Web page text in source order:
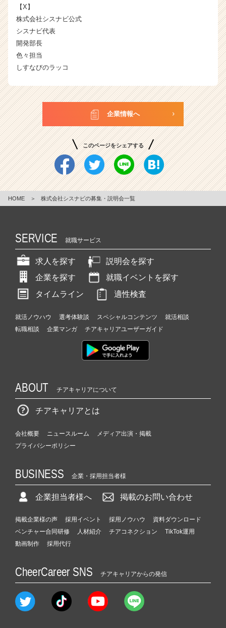
【X】
株式会社シスナビ公式
シスナビ代表
開発部長
色々担当
しすなびのラッコ
企業情報へ
このページをシェアする
HOME ＞ 株式会社シスナビの募集・説明会一覧
SERVICE 就職サービス
求人を探す
説明会を探す
企業を探す
就職イベントを探す
タイムライン
適性検査
就活ノウハウ 選考体験談 スペシャルコンテンツ
就活相談
転職相談
企業マンガ チアキャリアユーザーガイド
ABOUT チアキャリアについて
チアキャリアとは
会社概要 ニュースルーム
メディア出演・掲載
プライバシーポリシー
BUSINESS 企業・採用担当者様
企業担当者様へ 掲載のお問い合わせ
掲載企業様の声 採用イベント 採用ノウハウ
資料ダウンロード
ベンチャー合同研修
人材紹介 チアコネクション
TikTok運用
動画制作
採用代行
CheerCareer SNS チアキャリアからの発信